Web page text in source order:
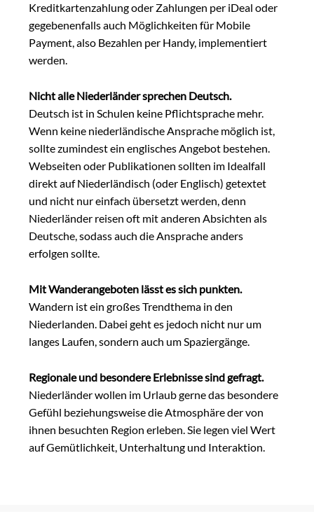
Kreditkartenzahlung oder Zahlungen per iDeal oder
gegebenenfalls auch Möglichkeiten für Mobile
Payment, also Bezahlen per Handy, implementiert
werden.
Nicht alle Niederländer sprechen Deutsch.
Deutsch ist in Schulen keine Pflichtsprache mehr.
Wenn keine niederländische Ansprache möglich ist,
sollte zumindest ein englisches Angebot bestehen.
Webseiten oder Publikationen sollten im Idealfall
direkt auf Niederländisch (oder Englisch) getextet
und nicht nur einfach übersetzt werden, denn
Niederländer reisen oft mit anderen Absichten als
Deutsche, sodass auch die Ansprache anders
erfolgen sollte.
Mit Wanderangeboten lässt es sich punkten.
Wandern ist ein großes Trendthema in den
Niederlanden. Dabei geht es jedoch nicht nur um
langes Laufen, sondern auch um Spaziergänge.
Regionale und besondere Erlebnisse sind gefragt.
Niederländer wollen im Urlaub gerne das besondere
Gefühl beziehungsweise die Atmosphäre der von
ihnen besuchten Region erleben. Sie legen viel Wert
auf Gemütlichkeit, Unterhaltung und Interaktion.